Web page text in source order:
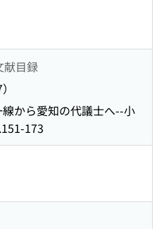
献目録
から愛知の代議士へ--小
173